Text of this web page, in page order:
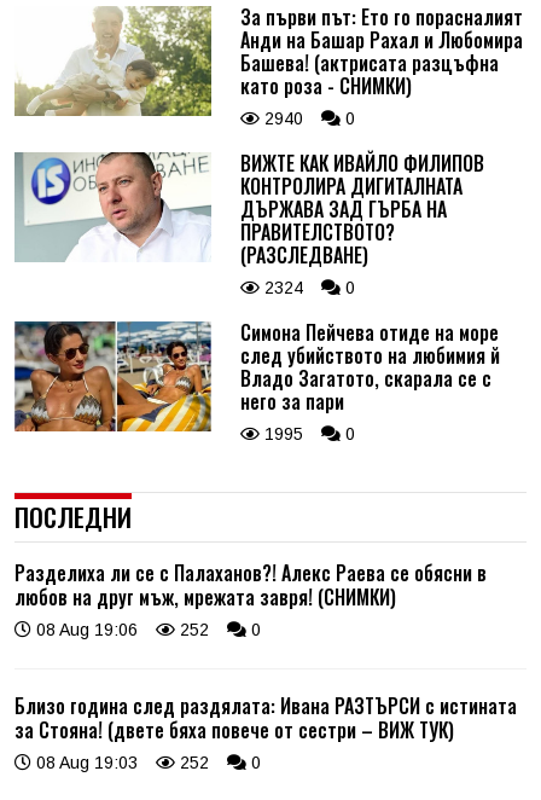
За първи път: Ето го порасналият
Анди на Башар Рахал и Любомира
Башева! (актрисата разцъфна
като роза - СНИМКИ)
2940 0
ВИЖТЕ КАК ИВАЙЛО ФИЛИПОВ
КОНТРОЛИРА ДИГИТАЛНАТА
ДЪРЖАВА ЗАД ГЪРБА НА
ПРАВИТЕЛСТВОТО?
(РАЗСЛЕДВАНЕ)
2324 0
Симона Пейчева отиде на море
след убийството на любимия й
Владо Загатото, скарала се с
него за пари
1995 0
ПОСЛЕДНИ
Разделиха ли се с Палаханов?! Алекс Раева се обясни в
любов на друг мъж, мрежата завря! (СНИМКИ)
08 Aug 19:06 252 0
Близо година след раздялата: Ивана РАЗТЪРСИ с истината
за Стояна! (двете бяха повече от сестри – ВИЖ ТУК)
08 Aug 19:03 252 0